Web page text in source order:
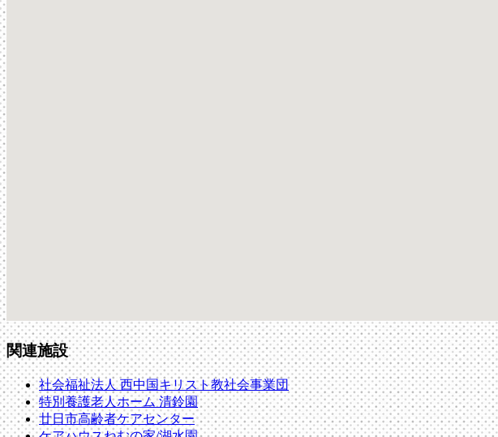
関連施設
社会福祉法人 西中国キリスト教社会事業団
特別養護老人ホーム 清鈴園
廿日市高齢者ケアセンター